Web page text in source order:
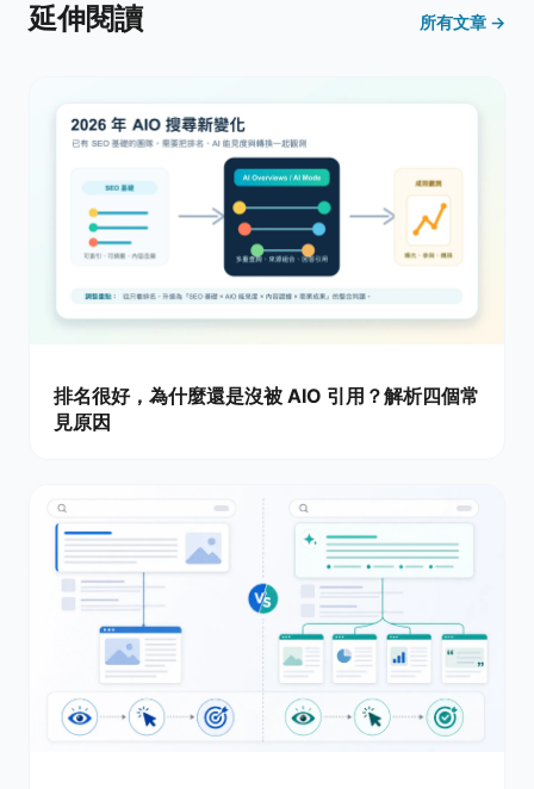
延伸閱讀 所有文章 →
排名很好，為什麼還是沒被 AIO 引用？解析四個常
見原因